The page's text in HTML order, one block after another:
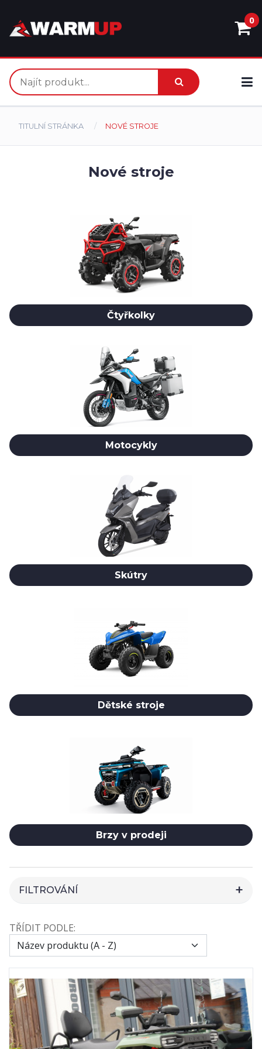
0
TITULNÍ STRÁNKA NOVÉ STROJE
Nové stroje
Čtyřkolky
Motocykly
Skútry
Dětské stroje
Brzy v prodeji
FILTROVÁNÍ
CENA
VÝROBCI
79BIKE 2
CFMOTO 103
GOES 6
TŘÍDIT PODLE: